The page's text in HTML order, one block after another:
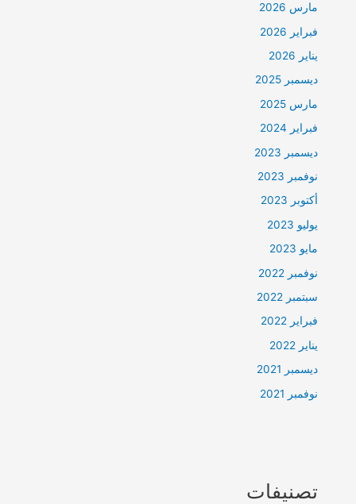
مارس 2026
فبراير 2026
يناير 2026
ديسمبر 2025
مارس 2025
فبراير 2024
ديسمبر 2023
نوفمبر 2023
أكتوبر 2023
يوليو 2023
مايو 2023
نوفمبر 2022
سبتمبر 2022
فبراير 2022
يناير 2022
ديسمبر 2021
نوفمبر 2021
تصنيفات